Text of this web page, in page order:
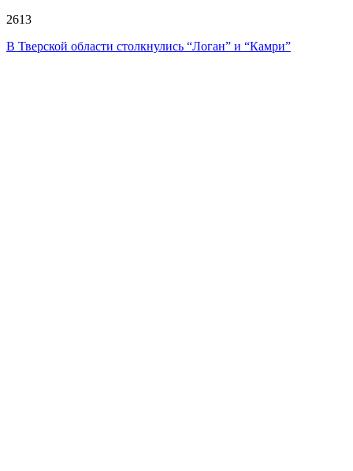
2613
В Тверской области столкнулись “Логан” и “Камри”